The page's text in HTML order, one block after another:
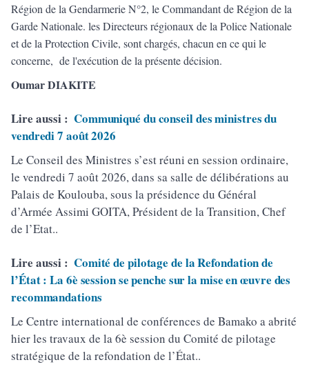
Région de la Gendarmerie N°2, le Commandant de Région de la
Garde Nationale. les Directeurs régionaux de la Police Nationale
et de la Protection Civile, sont chargés, chacun en ce qui le
concerne, de l'exécution de la présente décision.
Oumar DIAKITE
Lire aussi : Communiqué du conseil des ministres du
vendredi 7 août 2026
Le Conseil des Ministres s’est réuni en session ordinaire,
le vendredi 7 août 2026, dans sa salle de délibérations au
Palais de Koulouba, sous la présidence du Général
d’Armée Assimi GOITA, Président de la Transition, Chef
de l’Etat..
Lire aussi : Comité de pilotage de la Refondation de
l’État : La 6è session se penche sur la mise en œuvre des
recommandations
Le Centre international de conférences de Bamako a abrité
hier les travaux de la 6è session du Comité de pilotage
stratégique de la refondation de l’État..